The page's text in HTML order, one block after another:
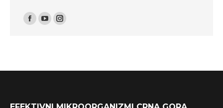
Find us on:
Facebook
YouTubeInstagram